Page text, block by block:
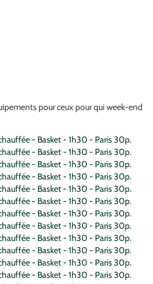
pour ceux pour qui week-end